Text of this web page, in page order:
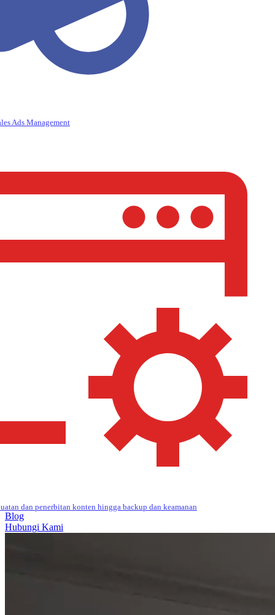
Ads Management
dan penerbitan konten hingga backup dan keamanan
Blog
Hubungi Kami